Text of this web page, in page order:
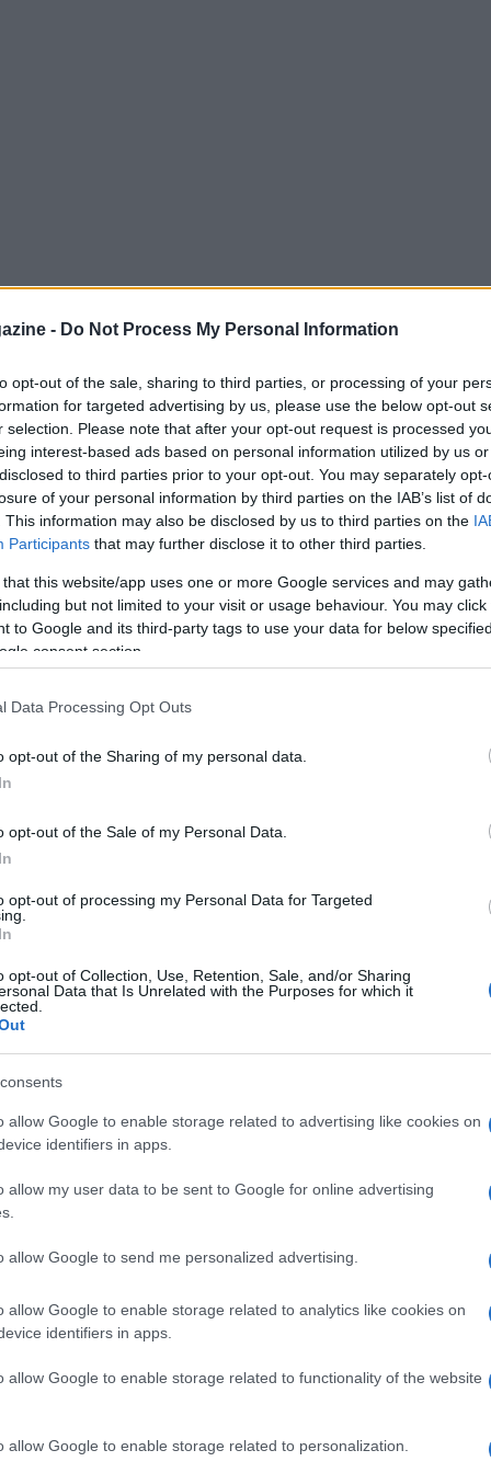
- Do Not Process My Personal Information
opt-out of the sale, sharing to third parties, or processing of your
for targeted advertising by us, please use the below opt-out
selection. Please note that after your opt-out request is processed
interest-based ads based on personal information utilized by us
to third parties prior to your opt-out. You may separately
of your personal information by third parties on the IAB’s list of
This information may also be disclosed by us to third parties on the
Participants that may further disclose it to other third parties.
that this website/app uses one or more Google services and may
but not limited to your visit or usage behaviour. You may
to Google and its third-party tags to use your data for below
consent section.
Data Processing Opt Outs
opt-out of the Sharing of my personal data.
opt-out of the Sale of my Personal Data.
opt-out of processing my Personal Data for Targeted
opt-out of Collection, Use, Retention, Sale, and/or Sharing
Data that Is Unrelated with the Purposes for which it
allow Google to enable storage related to advertising like cookies on
identifiers in apps.
allow my user data to be sent to Google for online advertising
allow Google to send me personalized advertising.
allow Google to enable storage related to analytics like cookies on
identifiers in apps.
allow Google to enable storage related to functionality of the website
allow Google to enable storage related to personalization.
volta in cuiDisney collabora ufficialmente
MAGIC FOR ALL, dando vita a una
chi ama il connubio tra sport e
UTsono state sviluppate per incontrare
e cuffie perbambini, con un’attenzione
mondo delle corse e i personaggi Disney.
daUNIQLO, rafforzando l’idea di
semplice capo d’abbigliamento.
due universi riconosciuti a livello
Formula 1 , dall’altro l’immaginario senza
decennale tra
rivisitato in chiave pop. Le grafiche
alle corse, elementi iconici dei
studiate per creare un prodotto che sia, al
nella vita di tutti i giorni.